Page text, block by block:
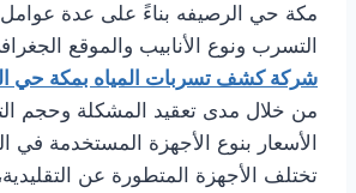
مكة حي الرصيفه بناءً على عدة
التسرب ونوع الأنابيب والموقع
شركة كشف تسربات المياه بمكة حي
من خلال مدى تعقيد المشكلة وحجم
الأسعار بنوع الأجهزة المستخدمة
تختلف الأجهزة المتطورة عن